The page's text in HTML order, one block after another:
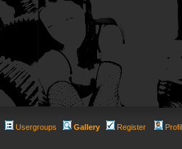
Usergroups Gallery Register